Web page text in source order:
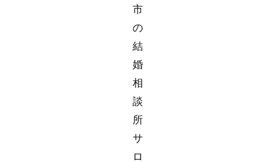
市
の
結
婚
相
談
所
サ
ロ